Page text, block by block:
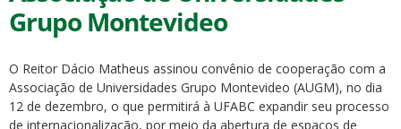
Grupo Montevideo
O Reitor Dácio Matheus assinou convênio de cooperação com a
Associação de Universidades Grupo Montevideo (AUGM), no dia
12 de dezembro, o que permitirá à UFABC expandir seu processo
de internacionalização, por meio da abertura de espaços de